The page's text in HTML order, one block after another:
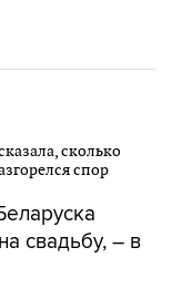
свадьбу, – в